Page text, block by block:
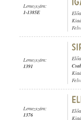
Lemezszám:
1-1385E
Lemezszám:
1391
Lemezszám:
1376